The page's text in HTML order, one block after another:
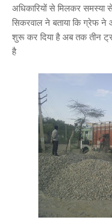
अधिकारियों से मिलकर समस्या
सिकरवाल ने बताया कि ग्रेफ ने
शुरू कर दिया है अब तक तीन
है